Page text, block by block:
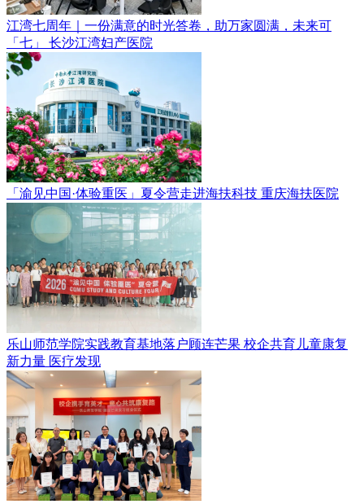
江湾七周年｜一份满意的时光答卷，助万家圆满，未来可
「七」 长沙江湾妇产医院
「渝见中国·体验重医」夏令营走进海扶科技 重庆海扶医院
乐山师范学院实践教育基地落户顾连芒果 校企共育儿童康复
新力量 医疗发现